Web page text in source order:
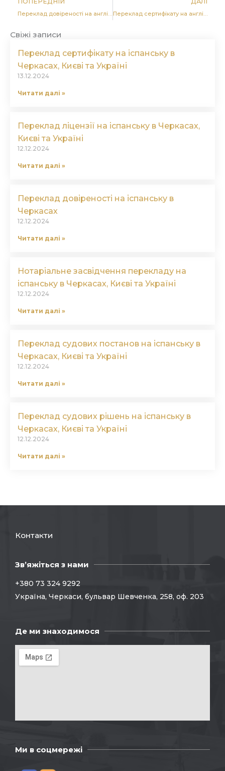
Переклад довіреності на англійську в Черкасах, Києві та по всій Україні Переклад сертифікату на англійську мову в Черкасах, Києві та Україні
Свіжі записи
Переклад сертифікату на іспанську в
Черкасах, Києві та Україні
13.12.2024
Читати далі »
Переклад ліцензії на іспанську в Черкасах,
Києві та Україні
12.12.2024
Читати далі »
Переклад довіреності на іспанську в
Черкасах
12.12.2024
Читати далі »
Нотаріальне засвідчення перекладу на
іспанську в Черкасах, Києві та Україні
12.12.2024
Читати далі »
Переклад судових постанов на іспанську в
Черкасах, Києві та Україні
12.12.2024
Читати далі »
Переклад судових рішень на іспанську в
Черкасах, Києві та Україні
12.12.2024
Читати далі »
Контакти
Зв’яжіться з нами
+380 73 324 9292
Україна, Черкаси, бульвар Шевченка, 258, оф. 203
Де ми знаходимося
Ми в соцмережі